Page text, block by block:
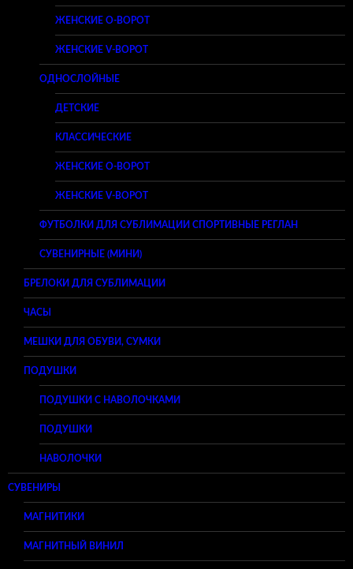
ЖЕНСКИЕ O-ВОРОТ
ЖЕНСКИЕ V-ВОРОТ
ОДНОСЛОЙНЫЕ
ДЕТСКИЕ
КЛАССИЧЕСКИЕ
ЖЕНСКИЕ O-ВОРОТ
ЖЕНСКИЕ V-ВОРОТ
ФУТБОЛКИ ДЛЯ СУБЛИМАЦИИ СПОРТИВНЫЕ РЕГЛАН
СУВЕНИРНЫЕ (МИНИ)
БРЕЛОКИ ДЛЯ СУБЛИМАЦИИ
ЧАСЫ
МЕШКИ ДЛЯ ОБУВИ, СУМКИ
ПОДУШКИ
ПОДУШКИ С НАВОЛОЧКАМИ
ПОДУШКИ
НАВОЛОЧКИ
СУВЕНИРЫ
МАГНИТИКИ
МАГНИТНЫЙ ВИНИЛ